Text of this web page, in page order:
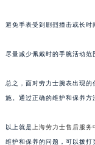
避免手表受到剧烈撞击或长时
尽量减少佩戴时的手腕活动范
总之，面对劳力士腕表出现
施。通过正确的维护和保养方
以上就是上海劳力士售后服务
维护和保养的问题，可以拨打